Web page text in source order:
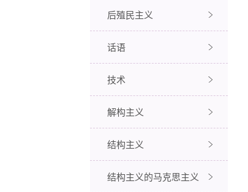
后殖民主义
话语
技术
解构主义
结构主义
结构主义的马克思主义